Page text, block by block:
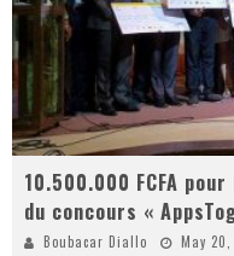
10.500.000 FCFA
du concours «
Boubacar Diallo May 20,